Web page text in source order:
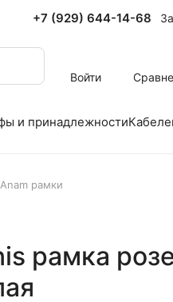
+7 (929) 644-14-68
Войти
и принадлежности
Anam рамки
рамка